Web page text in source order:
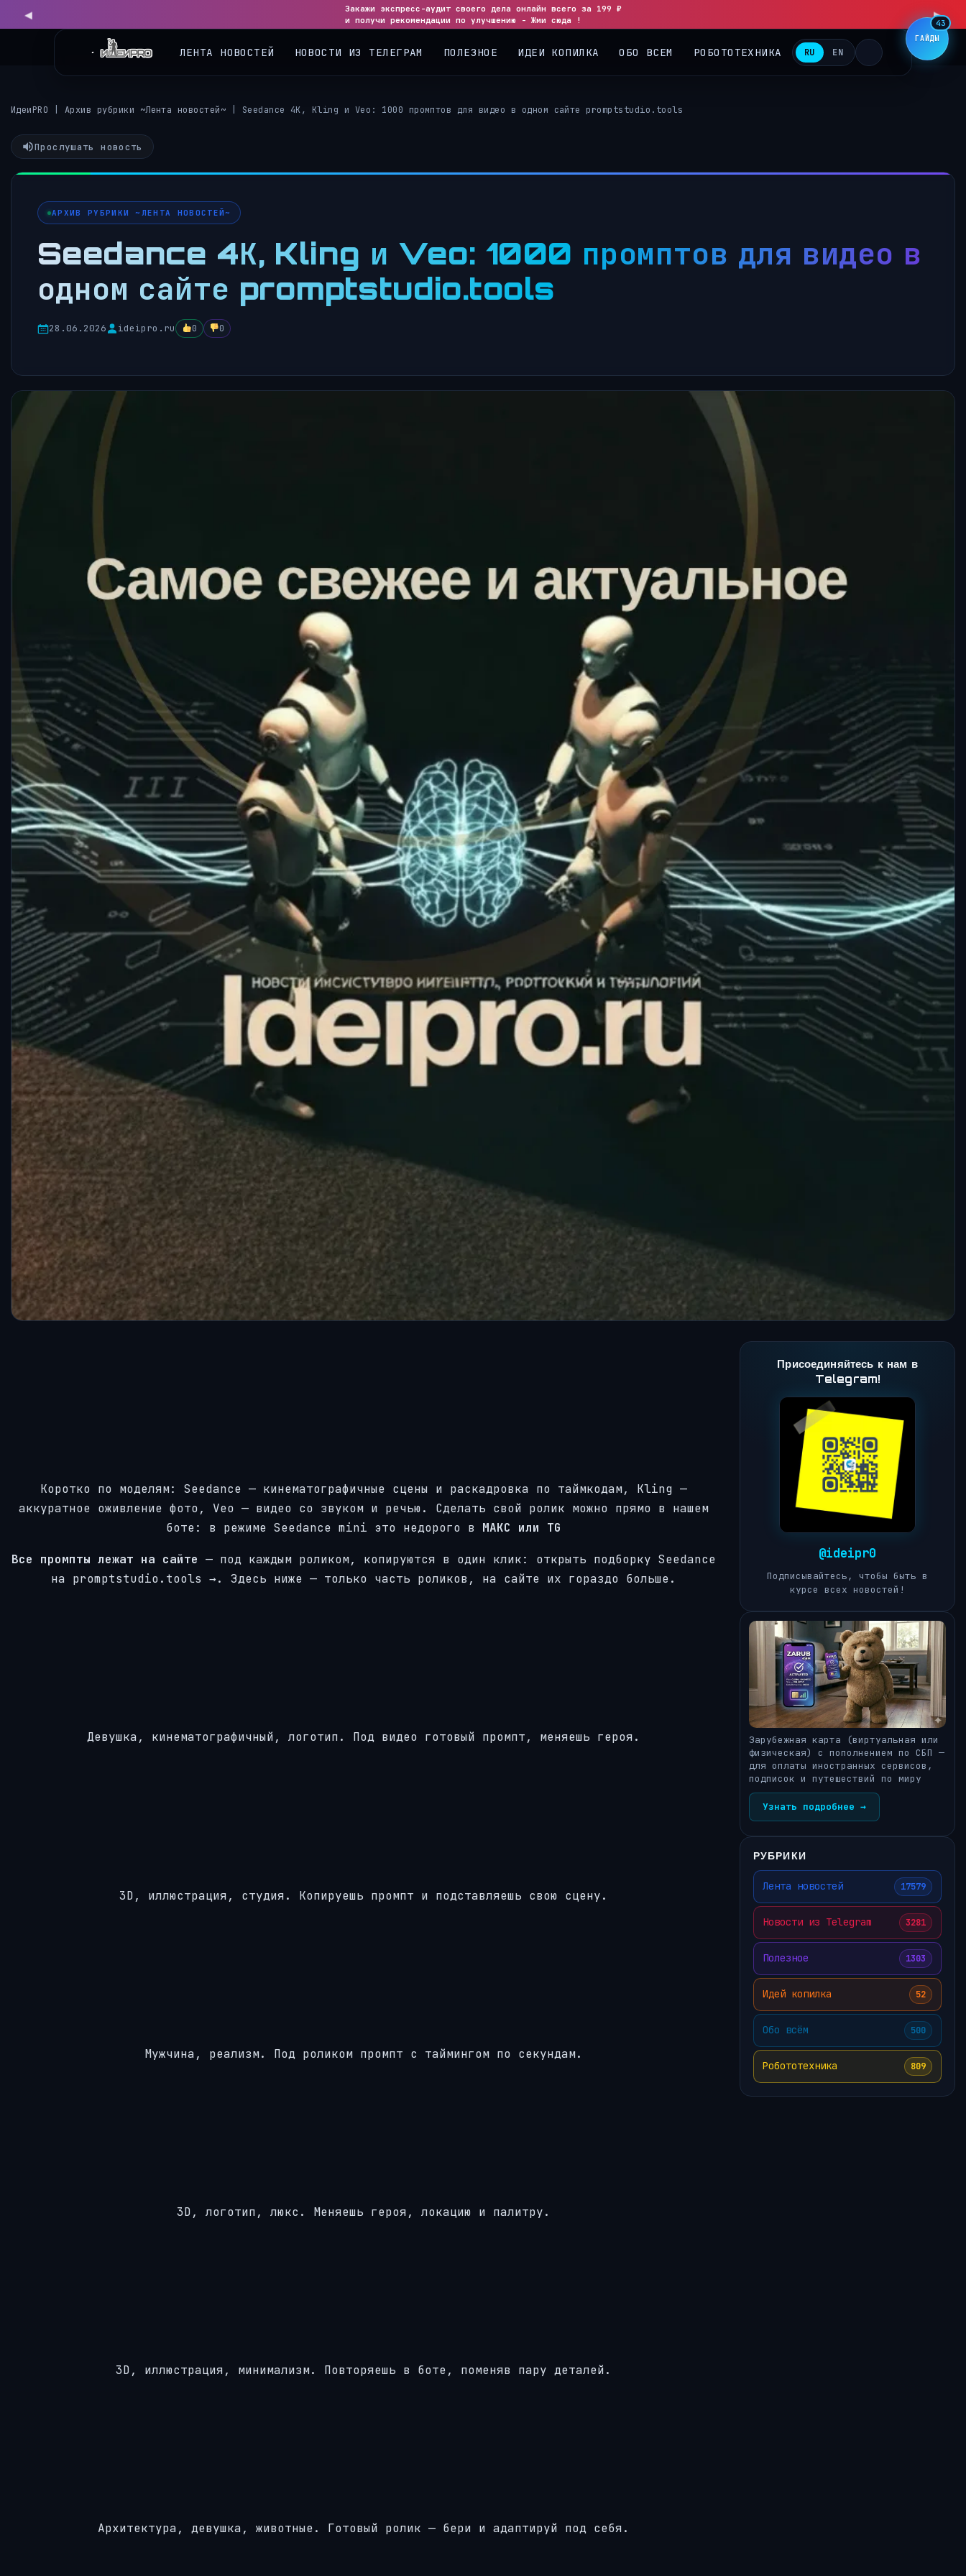
◀
Закажи экспресс-аудит своего дела онлайн всего за 199 ₽
и получи рекомендации по улучшению - Жми сюда !
▶
RU EN
ИдеиPRO Архив рубрики ~Лента новостей~ Seedance 4К, Kling и Veo: 1000 промптов для видео в одном сайте promptstudio.tools
Прослушать новость
АРХИВ РУБРИКИ ~ЛЕНТА НОВОСТЕЙ~
Seedance 4К, Kling и Veo: 1000 промптов для видео в
одном сайте promptstudio.tools
28.06.2026 ideipro.ru 0 0
Коротко по моделям: Seedance — кинематографичные сцены и раскадровка по таймкодам, Kling —
аккуратное оживление фото, Veo — видео со звуком и речью. Сделать свой ролик можно прямо в нашем
боте: в режиме Seedance mini это недорого в МАКС или TG
Все промпты лежат на сайте — под каждым роликом, копируются в один клик: открыть подборку Seedance
на promptstudio.tools →. Здесь ниже — только часть роликов, на сайте их гораздо больше.
Девушка, кинематографичный, логотип. Под видео готовый промпт, меняешь героя.
3D, иллюстрация, студия. Копируешь промпт и подставляешь свою сцену.
Мужчина, реализм. Под роликом промпт с таймингом по секундам.
3D, логотип, люкс. Меняешь героя, локацию и палитру.
3D, иллюстрация, минимализм. Повторяешь в боте, поменяв пару деталей.
Архитектура, девушка, животные. Готовый ролик — бери и адаптируй под себя.
Присоединяйтесь к нам в
Telegram!
@ideipr0
Подписывайтесь, чтобы быть в
курсе всех новостей!
Зарубежная карта (виртуальная или
физическая) с пополнением по СБП —
для оплаты иностранных сервисов,
подписок и путешествий по миру
Узнать подробнее →
РУБРИКИ
Лента новостей 17579
Новости из Telegram 3281
Полезное 1303
Идей копилка 52
Обо всём 500
Робототехника 809
ГАЙДЫ
43